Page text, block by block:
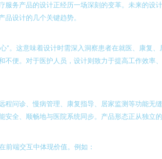
务产品的设计正经历一场深刻的变革。未来的设
设计的几个关键趋势。
”。这意味着设计时需深入洞察患者在就医、康复
便。对于医护人员，设计则致力于提高工作效率
问诊、慢病管理、康复指导、居家监测等功能无
全、顺畅地与医院系统同步。产品形态正从独立
前端交互中体现价值。例如：